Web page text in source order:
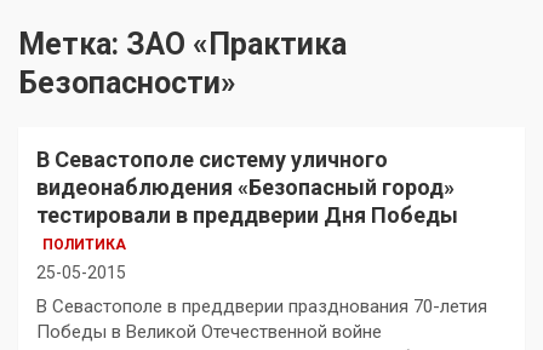
Метка: ЗАО «Практика
Безопасности»
В Севастополе систему уличного
видеонаблюдения «Безопасный город»
тестировали в преддверии Дня Победы
ПОЛИТИКА
25-05-2015
В Севастополе в преддверии празднования 70-летия
Победы в Великой Отечественной войне